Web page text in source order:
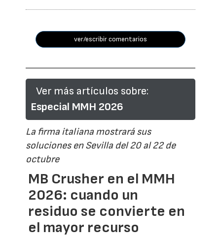
ver/escribir comentarios
Ver más artículos sobre:
Especial MMH 2026
La firma italiana mostrará sus
soluciones en Sevilla del 20 al 22 de
octubre
MB Crusher en el MMH
2026: cuando un
residuo se convierte en
el mayor recurso